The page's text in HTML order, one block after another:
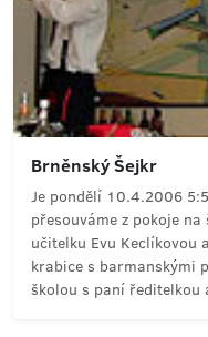
Brněnský Šejkr
Je pondělí 10.4.2006
přesouváme z pokoje
učitelku Evu Keclíkovou
krabice s barmanskými
školou s paní ředitelkou